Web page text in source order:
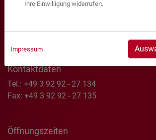
Apothekerin Antje Jung e.Kfr.
39175 Gerwisch
Kontaktdaten
Tel.: +49 3 92 92 - 27 134
Fax: +49 3 92 92 - 27 135
Öffnungszeiten
Ihre Einwilligung widerrufen.
Impressum